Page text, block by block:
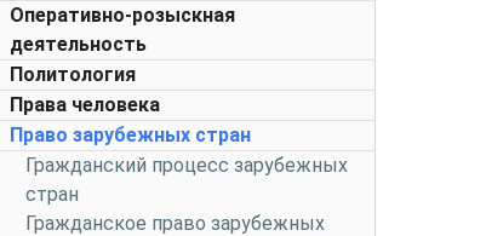
Оперативно-розыскная
деятельность
Политология
Права человека
Право зарубежных стран
Гражданский процесс зарубежных
стран
Гражданское право зарубежных